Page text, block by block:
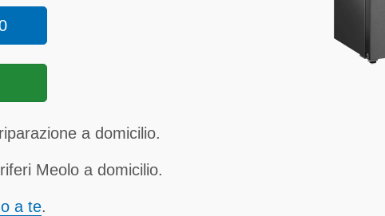
a domicilio.
Meolo a domicilio.
a te.